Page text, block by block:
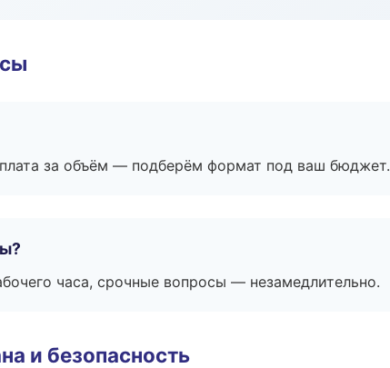
за объём — подберём формат под ваш бюджет.
часа, срочные вопросы — незамедлительно.
и безопасность